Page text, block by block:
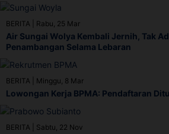
BERITA Rabu, 25 Mar
Air Sungai Wolya Kembali Jernih, Tak
Penambangan Selama Lebaran
BERITA Minggu, 8 Mar
Lowongan Kerja BPMA: Pendaftaran
BERITA Sabtu, 22 Nov